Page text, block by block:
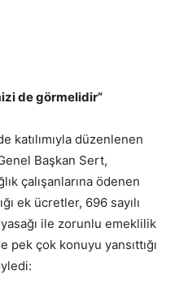
de görmelidir”
katılımıyla düzenlenen
Başkan Sert,
çalışanlarına ödenen
ek ücretler, 696 sayılı
ile zorunlu emeklilik
pek çok konuyu yansıttığı